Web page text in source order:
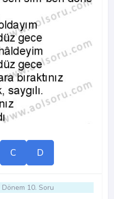
C D
Dönem 10. Soru